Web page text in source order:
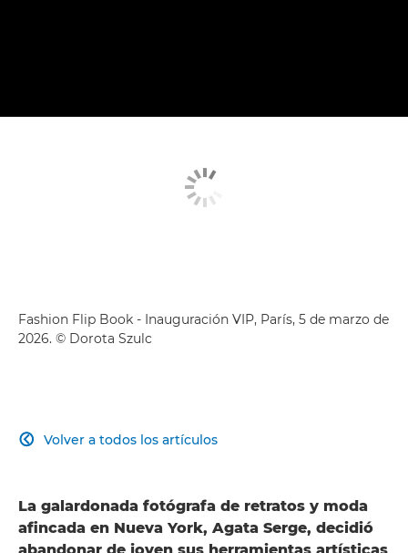
Fashion Flip Book - Inauguración VIP, París, 5 de marzo de
2026. © Dorota Szulc
Volver a todos los artículos

La galardonada fotógrafa de retratos y moda
afincada en Nueva York, Agata Serge, decidió
abandonar de joven sus herramientas artísticas